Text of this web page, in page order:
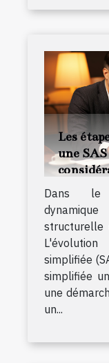
Les
une
Dans le
structurelle
simplifiée
simplifiée
une
un...